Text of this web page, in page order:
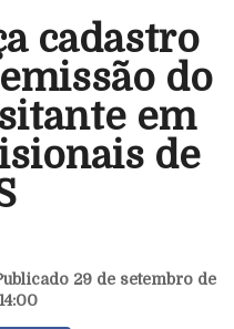
cadastro
do
em
de
29 de setembro de